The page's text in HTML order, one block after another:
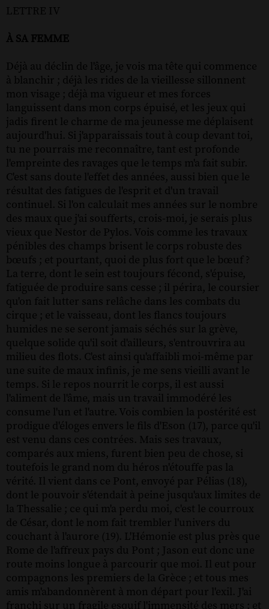
LETTRE IV
À SA FEMME
Déjà au déclin de l'âge, je vois ma tête qui commence
à blanchir ; déjà les rides de la vieillesse sillonnent
mon visage ; déjà ma vigueur et mes forces
languissent dans mon corps épuisé, et les jeux qui
jadis firent le charme de ma jeunesse me déplaisent
aujourd'hui. Si j'apparaissais tout à coup devant toi,
tu ne pourrais me reconnaître, tant est profonde
l'empreinte des ravages que le temps m'a fait subir.
C'est sans doute l'effet des années, aussi bien que le
résultat des fatigues de l'esprit et d'un travail
continuel. Si l'on calculait mes années sur le nombre
des maux que j'ai soufferts, crois-moi, je serais plus
vieux que Nestor de Pylos. Vois comme les travaux
pénibles des champs brisent le corps robuste des
bœufs ; et pourtant, quoi de plus fort que le bœuf ?
La terre, dont le sein est toujours fécond, s'épuise,
fatiguée de produire sans cesse ; il périra, le coursier
qu'on fait lutter sans relâche dans les combats du
cirque ; et le vaisseau, dont les flancs toujours
humides ne se seront jamais séchés sur la grève,
quelque solide qu'il soit d'ailleurs, s'entrouvrira au
milieu des flots. C'est ainsi qu'affaibli moi-même par
une suite de maux infinis, je me sens vieilli avant le
temps. Si le repos nourrit le corps, il est aussi
l'aliment de l'âme, mais un travail immodéré les
consume l'un et l'autre. Vois combien la postérité est
prodigue d'éloges envers le fils d'Eson (17), parce qu'il
est venu dans ces contrées. Mais ses travaux,
comparés aux miens, furent bien peu de chose, si
toutefois le grand nom du héros n'étouffe pas la
vérité. Il vient dans ce Pont, envoyé par Pélias (18),
dont le pouvoir s'étendait à peine jusqu'aux limites de
la Thessalie ; ce qui m'a perdu moi, c'est le courroux
de César, dont le nom fait trembler l'univers du
couchant à l'aurore (19). L'Hémonie est plus près que
Rome de l'affreux pays du Pont ; Jason eut donc une
route moins longue à parcourir que moi. Il eut pour
compagnons les premiers de la Grèce ; et tous mes
amis m'abandonnèrent à mon départ pour l'exil. J'ai
franchi sur un fragile esquif l'immensité des mers ; et